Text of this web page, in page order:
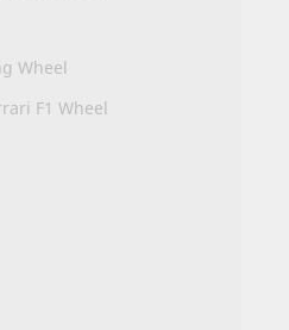
Wheel
F1 Wheel